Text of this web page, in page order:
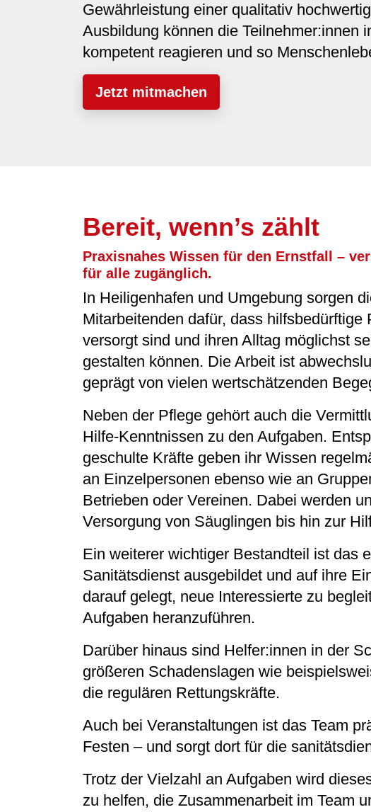
Gewährleistung einer qualitativ
Ausbildung können die Teilnehmer:innen
kompetent reagieren und so
Jetzt mitmachen
Bereit, wenn’s zählt
Praxisnahes Wissen für den Ernstfall –
für alle zugänglich.
In Heiligenhafen und Umgebung sorgen
Mitarbeitenden dafür, dass hilfsbedürftige
versorgt sind und ihren Alltag möglichst
gestalten können. Die Arbeit ist
geprägt von vielen wertschätzenden
Neben der Pflege gehört auch die
Hilfe-Kenntnissen zu den Aufgaben.
geschulte Kräfte geben ihr Wissen
an Einzelpersonen ebenso wie an
Betrieben oder Vereinen. Dabei werden
Versorgung von Säuglingen bis hin zur
Ein weiterer wichtiger Bestandteil ist das
Sanitätsdienst ausgebildet und auf ihre
darauf gelegt, neue Interessierte zu
Aufgaben heranzuführen.
Darüber hinaus sind Helfer:innen in der
größeren Schadenslagen wie
die regulären Rettungskräfte.
Auch bei Veranstaltungen ist das Team
Festen – und sorgt dort für die
Trotz der Vielzahl an Aufgaben wird
zu helfen, die Zusammenarbeit im Team